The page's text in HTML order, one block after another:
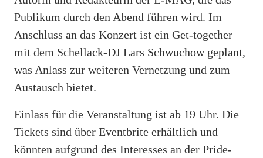
Publikum durch den Abend führen wird. Im
Anschluss an das Konzert ist ein Get-together
mit dem Schellack-DJ Lars Schwuchow geplant,
was Anlass zur weiteren Vernetzung und zum
Austausch bietet.
Einlass für die Veranstaltung ist ab 19 Uhr. Die
Tickets sind über Eventbrite erhältlich und
könnten aufgrund des Interesses an der Pride-